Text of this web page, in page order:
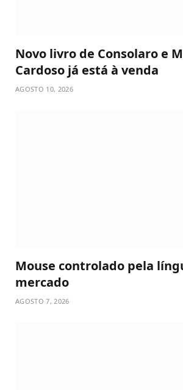
Novo livro de Consolaro e
Cardoso já está à venda
AGOSTO 10, 2026
Mouse controlado pela
mercado
AGOSTO 7, 2026